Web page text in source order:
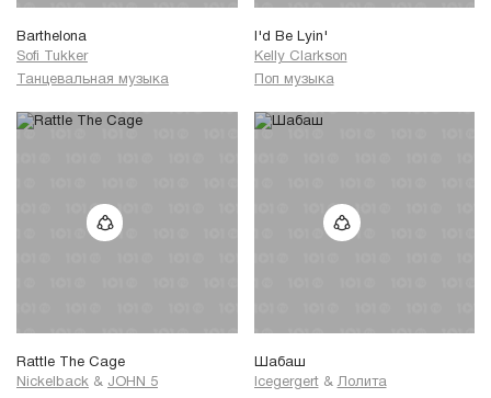
Barthelona
Sofi Tukker
Танцевальная музыка
I'd Be Lyin'
Kelly Clarkson
Поп музыка
Rattle The Cage
Nickelback & JOHN 5
Шабаш
Icegergert & Лолита